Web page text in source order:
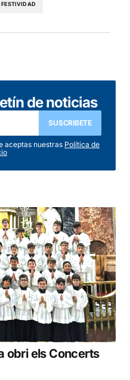
FESTIVIDAD
de noticias
SUSCRIBETE
aceptas nuestras Política de
obri els Concerts